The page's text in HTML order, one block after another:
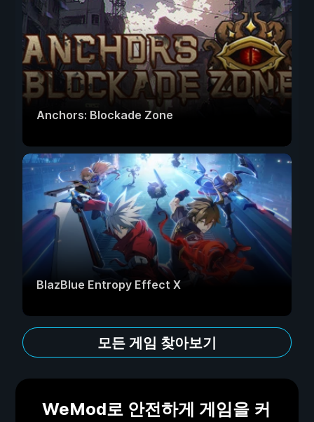
Anchors: Blockade Zone
BlazBlue Entropy Effect X
모든 게임 찾아보기
WeMod로 안전하게 게임을 커